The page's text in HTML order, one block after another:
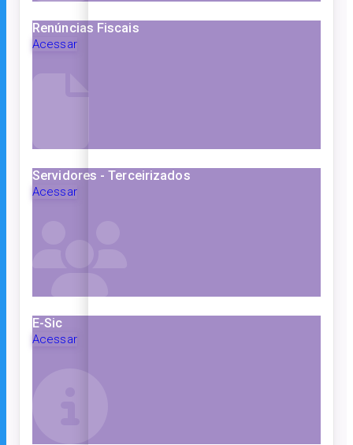
Renúncias Fiscais
Acessar
Servidores - Terceirizados
Acessar
E-Sic
Acessar